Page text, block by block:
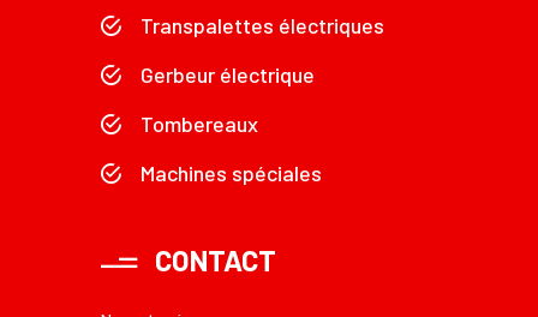
Transpalettes électriques
Gerbeur électrique
Tombereaux
Machines spéciales
CONTACT